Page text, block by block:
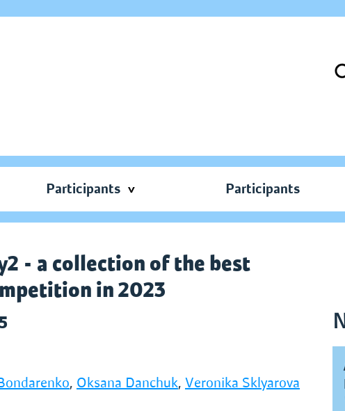
Participants Participants
- a collection of the best
in 2023
, Oksana Danchuk, Veronika Sklyarova